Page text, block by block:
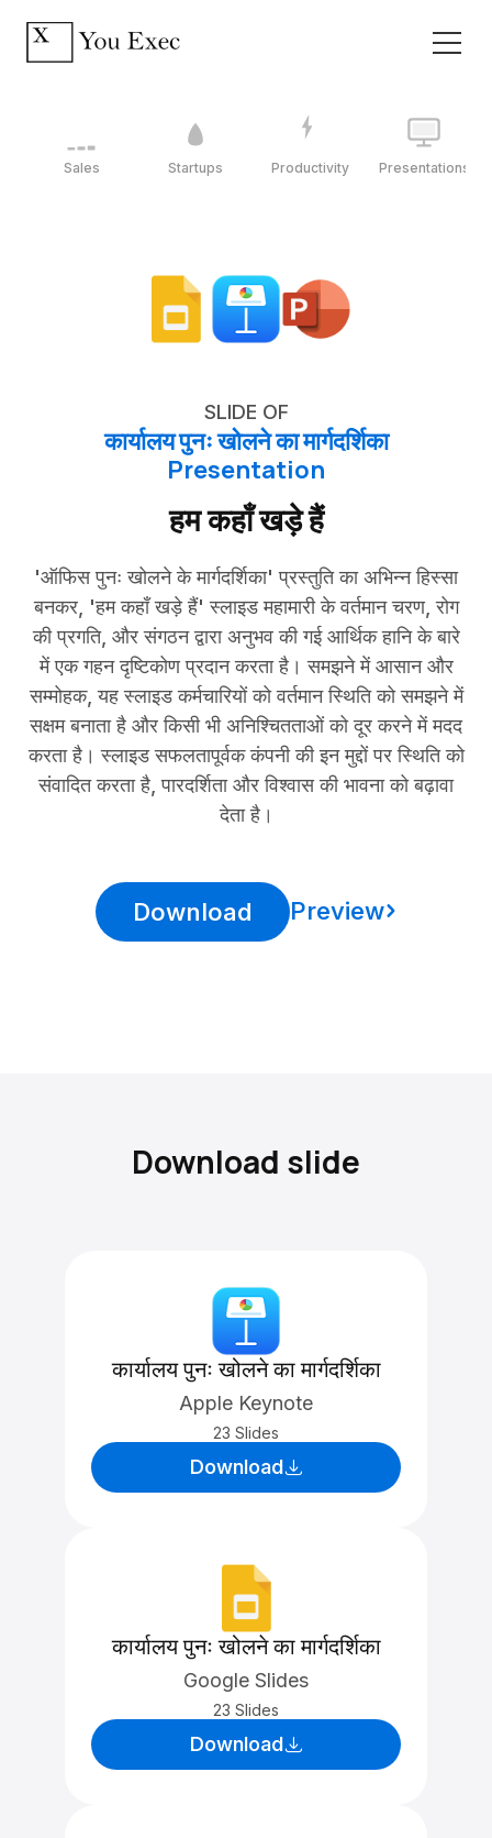
Sales Startups Productivity Presentations
SLIDE OF
कार्यालय पुनः खोलने का मार्गदर्शिका
Presentation
हम कहाँ खड़े हैं
'ऑफिस पुनः खोलने के मार्गदर्शिका' प्रस्तुति का अभिन्न हिस्सा
बनकर, 'हम कहाँ खड़े हैं' स्लाइड महामारी के वर्तमान चरण, रोग
की प्रगति, और संगठन द्वारा अनुभव की गई आर्थिक हानि के बारे
में एक गहन दृष्टिकोण प्रदान करता है। समझने में आसान और
सम्मोहक, यह स्लाइड कर्मचारियों को वर्तमान स्थिति को समझने में
सक्षम बनाता है और किसी भी अनिश्चितताओं को दूर करने में मदद
करता है। स्लाइड सफलतापूर्वक कंपनी की इन मुद्दों पर स्थिति को
संवादित करता है, पारदर्शिता और विश्वास की भावना को बढ़ावा
देता है।
Download Preview
Download slide
कार्यालय पुनः खोलने का मार्गदर्शिका
Apple Keynote
23 Slides
Download
कार्यालय पुनः खोलने का मार्गदर्शिका
Google Slides
23 Slides
Download